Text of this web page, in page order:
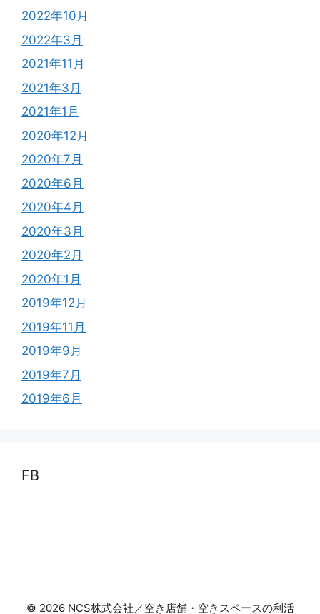
2022年10月
2022年3月
2021年11月
2021年3月
2021年1月
2020年12月
2020年7月
2020年6月
2020年4月
2020年3月
2020年2月
2020年1月
2019年12月
2019年11月
2019年9月
2019年7月
2019年6月
FB
© 2026 NCS株式会社／空き店舗・空きスペースの利活